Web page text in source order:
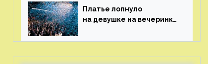
Платье лопнуло
на девушке на вечеринке